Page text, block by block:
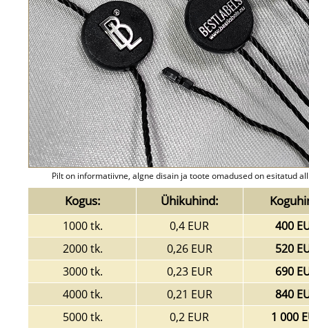
Pilt on informatiivne, algne disain ja toote omadused on esitatud
Kogus: Ühikuhind:
1000 tk. 0,4 EUR
400
2000 tk.
0,26 EUR
520
3000 tk.
0,23 EUR
690
4000 tk.
0,21 EUR
840
5000 tk.
0,2 EUR 1 000